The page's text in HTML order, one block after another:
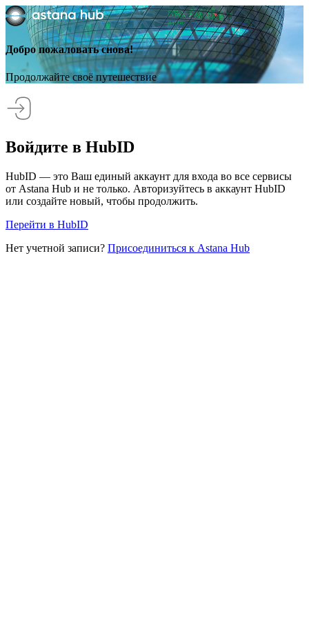
Добро пожаловать снова!
Продолжайте своё путешествие
Войдите в HubID
HubID — это Ваш единый аккаунт для входа во все сервисы
от Astana Hub и не только. Авторизуйтесь в аккаунт HubID
или создайте новый, чтобы продолжить.
Перейти в HubID
Нет учетной записи? Присоединиться к Astana Hub